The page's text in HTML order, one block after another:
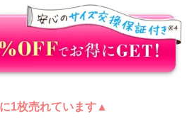
1枚売れています▲